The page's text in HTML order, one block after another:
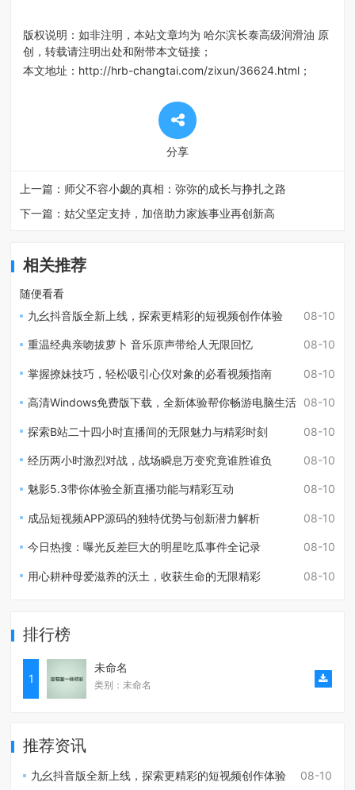
版权说明：如非注明，本站文章均为 哈尔滨长泰高级润滑油 原
创，转载请注明出处和附带本文链接；
本文地址： http://hrb-changtai.com/zixun/36624.html；
分享
上一篇： 师父不容小觑的真相：弥弥的成长与挣扎之路
下一篇：姑父坚定支持，加倍助力家族事业再创新高
相关推荐
随便看看
08-10
九幺抖音版全新上线，探索更精彩的短视频创作体验
08-10
重温经典亲吻拔萝卜 音乐原声带给人无限回忆
08-10
掌握撩妹技巧，轻松吸引心仪对象的必看视频指南
08-10
高清Windows免费版下载，全新体验帮你畅游电脑生活
08-10
探索B站二十四小时直播间的无限魅力与精彩时刻
08-10
经历两小时激烈对战，战场瞬息万变究竟谁胜谁负
08-10
魅影5.3带你体验全新直播功能与精彩互动
08-10
成品短视频APP源码的独特优势与创新潜力解析
08-10
今日热搜：曝光反差巨大的明星吃瓜事件全记录
08-10
用心耕种母爱滋养的沃土，收获生命的无限精彩
排行榜
1
未命名
类别：未命名
推荐资讯
08-10
九幺抖音版全新上线，探索更精彩的短视频创作体验